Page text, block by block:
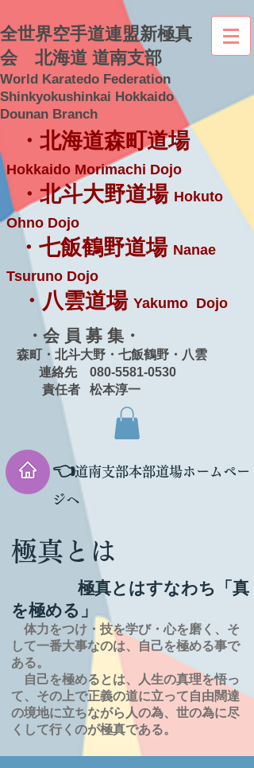
全世界空手道連盟新極真
会 北海道 道南支部
World Karatedo Federation
Shinkyokushinkai Hokkaido
Dounan Branch
・北海道森町道場
Hokkaido Morimachi Dojo
・北斗大野道場 Hokuto
Ohno Dojo
・七飯鶴野道場 Nanae
Tsuruno Dojo
・八雲道場 Yakumo Dojo
・会 員 募 集・
森町・北斗大野・七飯鶴野・八雲
連絡先 080-5581-0530
責任者 松本淳一
👈道南支部本部道場ホームペー
ジへ
極真とは
極真とはすなわち「真
を極める」
体力をつけ・技を学び・心を磨く、そ
して一番大事なのは、自己を極める事で
ある。
自己を極めるとは、
人生の真理を悟っ
て、その上で正義の道に立って自由闊達
の境地に立ちながら人の為、世の為に尽
くして行くのが極真である。